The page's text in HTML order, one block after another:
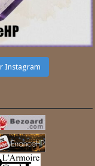
Instagram